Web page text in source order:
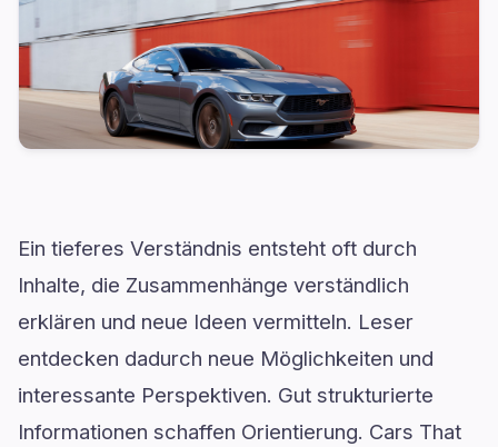
Ein tieferes Verständnis entsteht oft durch
Inhalte, die Zusammenhänge verständlich
erklären und neue Ideen vermitteln. Leser
entdecken dadurch neue Möglichkeiten und
interessante Perspektiven. Gut strukturierte
Informationen schaffen Orientierung. Cars That